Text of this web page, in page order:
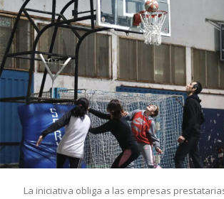
La iniciativa obliga a las empresas